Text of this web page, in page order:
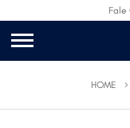
Fale
HOME